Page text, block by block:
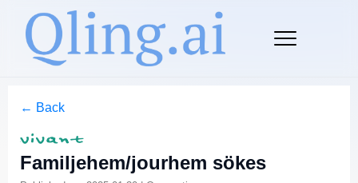
← Back
Familjehem/jourhem sökes